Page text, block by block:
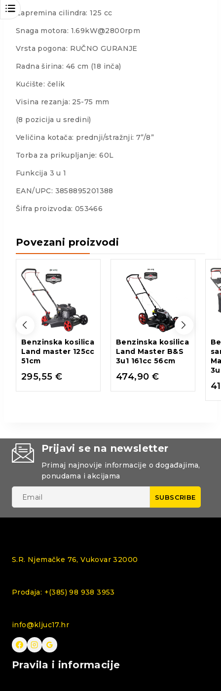
Zapremina cilindra: 125 cc
Snaga motora: 1.69kW@2800rpm
Vrsta pogona: RUČNO GURANJE
Radna širina: 46 cm (18 inča)
Kućište: čelik
Visina rezanja: 25-75 mm
(8 pozicija u sredini)
Veličina kotača: prednji/stražnji: 7”/8”
Torba za prikupljanje: 60L
Funkcija 3 u 1
EAN/UPC: 3858895201388
Šifra proizvoda: 053466
Povezani proizvodi
Benzinska kosilica
Land master 125cc
51cm
295,55 €
Benzinska kosilica
Land Master B&S
3u1 161cc 56cm
474,90 €
Prijavi se na newsletter
Primaj najnovije informacije o događajima,
ponudama i akcijama
S.R. Njemačke 76, Vukovar 32000
Prodaja: +(385) 98 938 3953
info@kljuc17.hr
Pravila i informacije